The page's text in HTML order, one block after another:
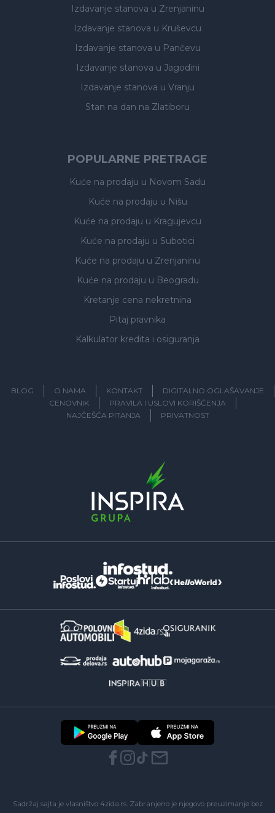
Izdavanje stanova u Zrenjaninu
Izdavanje stanova u Kruševcu
Izdavanje stanova u Pančevu
Izdavanje stanova u Jagodini
Izdavanje stanova u Vranju
Stan na dan na Zlatiboru
POPULARNE PRETRAGE
Kuće na prodaju u Novom Sadu
Kuće na prodaju u Nišu
Kuće na prodaju u Kragujevcu
Kuće na prodaju u Subotici
Kuće na prodaju u Zrenjaninu
Kuće na prodaju u Beogradu
Kretanje cena nekretnina
Pitaj pravnika
Kalkulator kredita i osiguranja
BLOG O NAMA KONTAKT
DIGITALNO OGLAŠAVANJE
CENOVNIK
PRAVILA I USLOVI KORIŠĆENJA
NAJČEŠĆA PITANJA
PRIVATNOST
Sadržaj sajta je vlasništvo 4zida.rs. Zabranjeno je njegovo preuzimanje bez